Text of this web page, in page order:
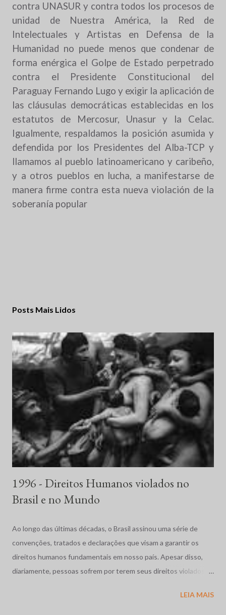
contra UNASUR y contra todos los procesos de
unidad de Nuestra América, la Red de
Intelectuales y Artistas en Defensa de la
Humanidad no puede menos que condenar de
forma enérgica el Golpe de Estado perpetrado
contra el Presidente Constitucional del
Paraguay Fernando Lugo y exigir la aplicación de
las cláusulas democráticas establecidas en los
estatutos de Mercosur, Unasur y la Celac.
Igualmente, respaldamos la posición asumida y
defendida por los Presidentes del Alba-TCP y
llamamos al pueblo latinoamericano y caribeño,
y a otros pueblos en lucha, a manifestarse de
manera firme contra esta nueva violación de la
soberanía popular
Posts Mais Lidos
1996 - Direitos Humanos violados no
Brasil e no Mundo
Ao longo das últimas décadas, o Brasil assinou uma série de
convenções, tratados e declarações que visam a garantir os
direitos humanos fundamentais em nosso país. Apesar disso,
diariamente, pessoas sofrem por terem seus direitos violados.
LEIA MAIS